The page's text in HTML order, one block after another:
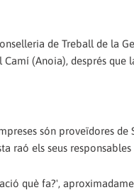
de Treball de la
(Anoia), després que
són proveïdores
raó els seus
què fa?',